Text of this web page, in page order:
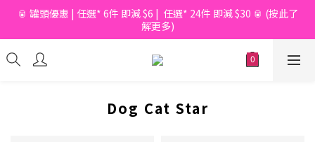
📦滿$150起免香港運費*  |  📦 滿$600起免澳門運費*
🥫 罐頭優惠 | 任選* 6件 即減 $6 |  任選* 24件 即減 $30 🥫 (按此了
解更多)
📦滿$150起免香港運費*  |  📦 滿$600起免澳門運費*
Dog Cat Star